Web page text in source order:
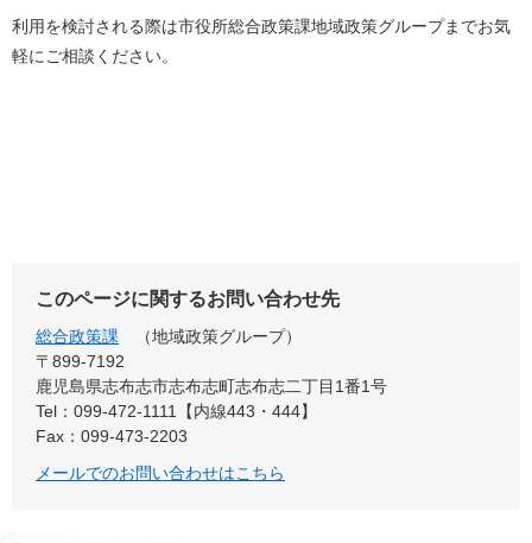
利用を検討される際は市役所総合政策課地域政策グループまでお気
軽にご相談ください。
このページに関するお問い合わせ先
総合政策課
地域政策グループ
〒899‐7192
鹿児島県志布志市志布志町志布志二丁目1番1号
Tel：099-472-1111【内線443・444】
Fax：099-473-2203
メールでのお問い合わせはこちら